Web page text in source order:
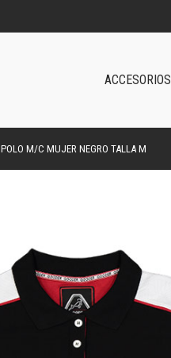
ACCESORIOS
POLO M/C MUJER NEGRO TALLA M